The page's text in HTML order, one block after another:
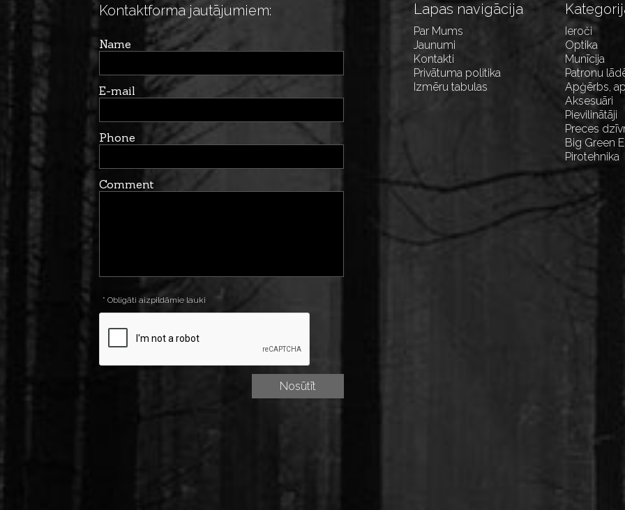
Kontaktforma jautājumiem:
Name
E-mail
Phone
Comment
* Obligāti aizpildāmie lauki
Lapas navigācija
Par Mums
Jaunumi
Kontakti
Privātuma politika
Izmēru tabulas
Ieroči
Optika
Munīcija
Patronu
Apģērbs,
Aksesuāri
Pievilinātāji
Preces
Big Green
Pirotehnika